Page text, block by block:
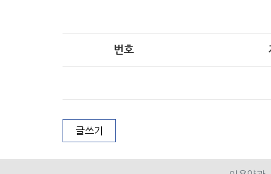
번호
글쓰기